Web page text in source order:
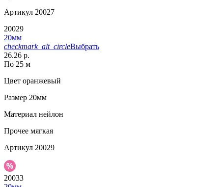
Артикул 20027
20029
20мм
checkmark_alt_circleВыбрать
26.26 р.
По 25 м
Цвет оранжевый
Размер 20мм
Материал нейлон
Прочее мягкая
Артикул 20029
20033